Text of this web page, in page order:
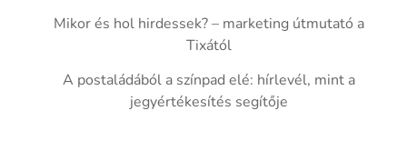
Mikor és hol hirdessek? – marketing útmutató a
Tixától
A postaládából a színpad elé: hírlevél, mint a
jegyértékesítés segítője